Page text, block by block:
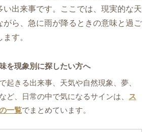
い出来事です。ここでは、現実的な天
がら、急に雨が降るときの意味と過ご
す。
を現象別に探したい方へ
起きる出来事、天気や自然現象、夢、
ど、日常の中で気になるサインは、
ス
一覧でまとめています。